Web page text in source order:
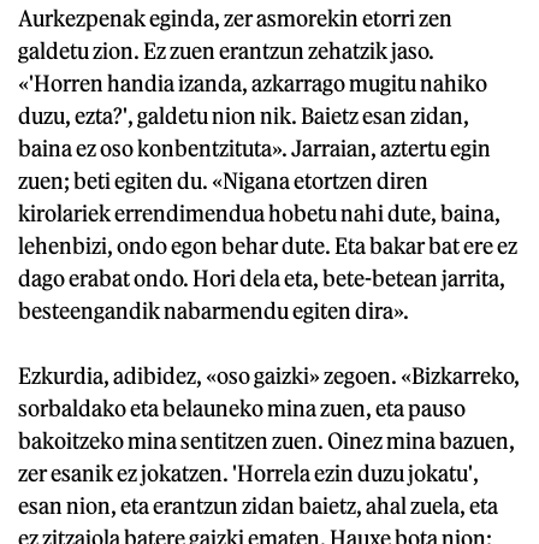
Aurkezpenak eginda, zer asmorekin etorri zen
galdetu zion. Ez zuen erantzun zehatzik jaso.
«'Horren handia izanda, azkarrago mugitu nahiko
duzu, ezta?', galdetu nion nik. Baietz esan zidan,
baina ez oso konbentzituta». Jarraian, aztertu egin
zuen; beti egiten du. «Nigana etortzen diren
kirolariek errendimendua hobetu nahi dute, baina,
lehenbizi, ondo egon behar dute. Eta bakar bat ere ez
dago erabat ondo. Hori dela eta, bete-betean jarrita,
besteengandik nabarmendu egiten dira».
Ezkurdia, adibidez, «oso gaizki» zegoen. «Bizkarreko,
sorbaldako eta belauneko mina zuen, eta pauso
bakoitzeko mina sentitzen zuen. Oinez mina bazuen,
zer esanik ez jokatzen. 'Horrela ezin duzu jokatu',
esan nion, eta erantzun zidan baietz, ahal zuela, eta
ez zitzaiola batere gaizki ematen. Hauxe bota nion: